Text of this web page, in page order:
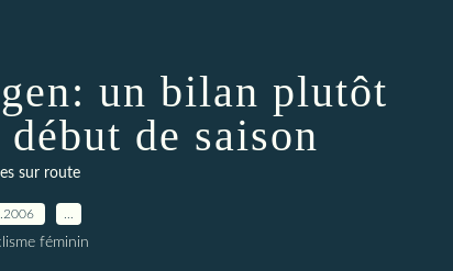
un bilan plutôt
de saison
sur route
féminin